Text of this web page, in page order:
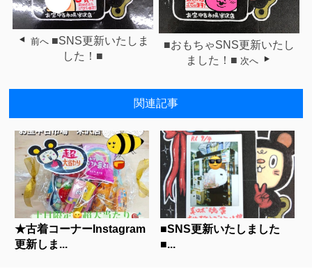
前へ ■SNS更新いたしま
した！■
■おもちゃSNS更新いたし
ました！■ 次へ
関連記事
★古着コーナーInstagram
更新しま...
■SNS更新いたしました
■...